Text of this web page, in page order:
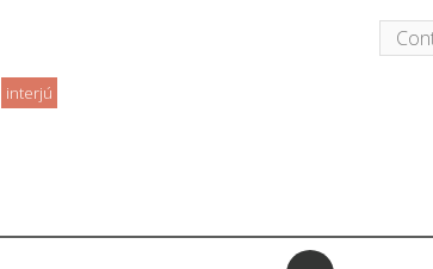
interjú